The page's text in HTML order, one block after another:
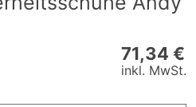
71,34 €
inkl. MwSt.